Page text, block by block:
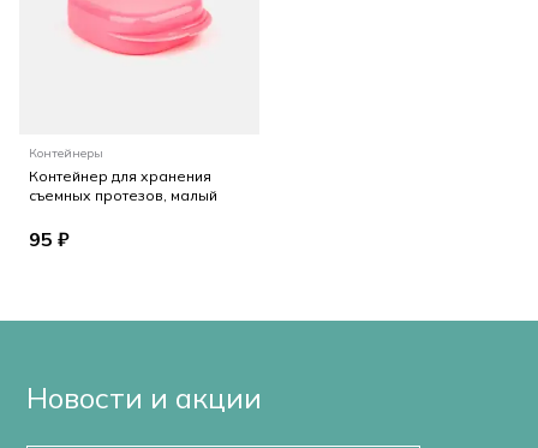
Контейнеры
Контейнер для хранения
съемных протезов, малый
95 ₽
Новости и акции